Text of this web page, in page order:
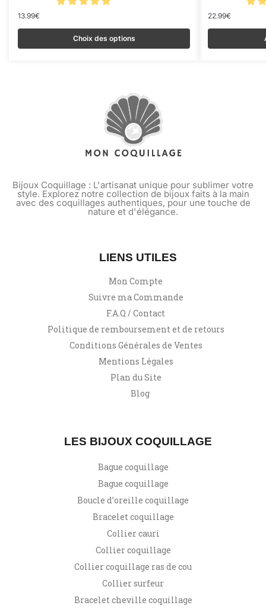
13.99€
Choix des options
22.99€
Bijoux Coquillage : L'artisanat unique pour sublimer votre
style. Explorez notre collection de bijoux faits à la main
avec des coquillages authentiques, pour une touche de
nature et d'élégance.
LIENS UTILES
Mon Compte
Suivre ma Commande
F.A.Q / Contact
Politique de remboursement et de retours
Conditions Générales de Ventes
Mentions Légales
Plan du Site
Blog
LES BIJOUX COQUILLAGE
Bague coquillage
Bague coquillage
Boucle d’oreille coquillage
Bracelet coquillage
Collier cauri
Collier coquillage
Collier coquillage ras de cou
Collier surfeur
Bracelet cheville coquillage